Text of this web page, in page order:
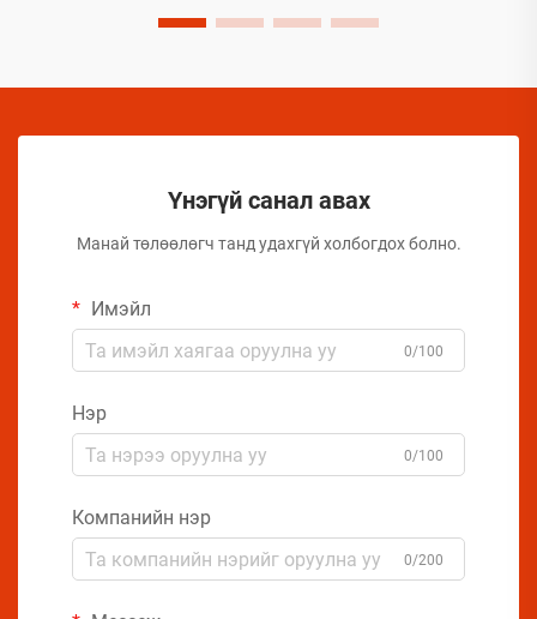
Үнэгүй санал авах
Манай төлөөлөгч танд удахгүй холбогдох болно.
Имэйл
0/100
Нэр
0/100
Компанийн нэр
0/200